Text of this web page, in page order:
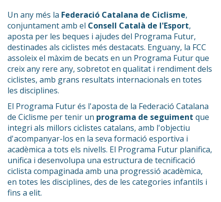
Un any més la Federació Catalana de Ciclisme,
conjuntament amb el Consell Català de l'Esport,
aposta per les beques i ajudes del Programa Futur,
destinades als ciclistes més destacats. Enguany, la FCC
assoleix el màxim de becats en un Programa Futur que
creix any rere any, sobretot en qualitat i rendiment dels
ciclistes, amb grans resultats internacionals en totes
les disciplines.
El Programa Futur és l'aposta de la Federació Catalana
de Ciclisme per tenir un programa de seguiment que
integri als millors ciclistes catalans, amb l'objectiu
d'acompanyar-los en la seva formació esportiva i
acadèmica a tots els nivells. El Programa Futur planifica,
unifica i desenvolupa una estructura de tecnificació
ciclista compaginada amb una progressió acadèmica,
en totes les disciplines, des de les categories infantils i
fins a elit.